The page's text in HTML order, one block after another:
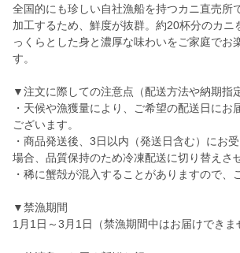
全国的にも珍しい自社漁船を持つカニ直売所
加工するため、鮮度が抜群。約20杯分のカニ
っくらとした身と濃厚な味わいをご家庭でお
す。
▼注文に際しての注意点（配送方法や納期指
・天候や漁獲量により、ご希望の配送日にお
ございます。
・商品発送後、3日以内（発送日含む）にお
場合、品質保持のため冷凍配送に切り替えさ
・稀に蟹殻が混入することがありますので、
▼禁漁期間
1月1日～3月1日（禁漁期間中はお届けできま